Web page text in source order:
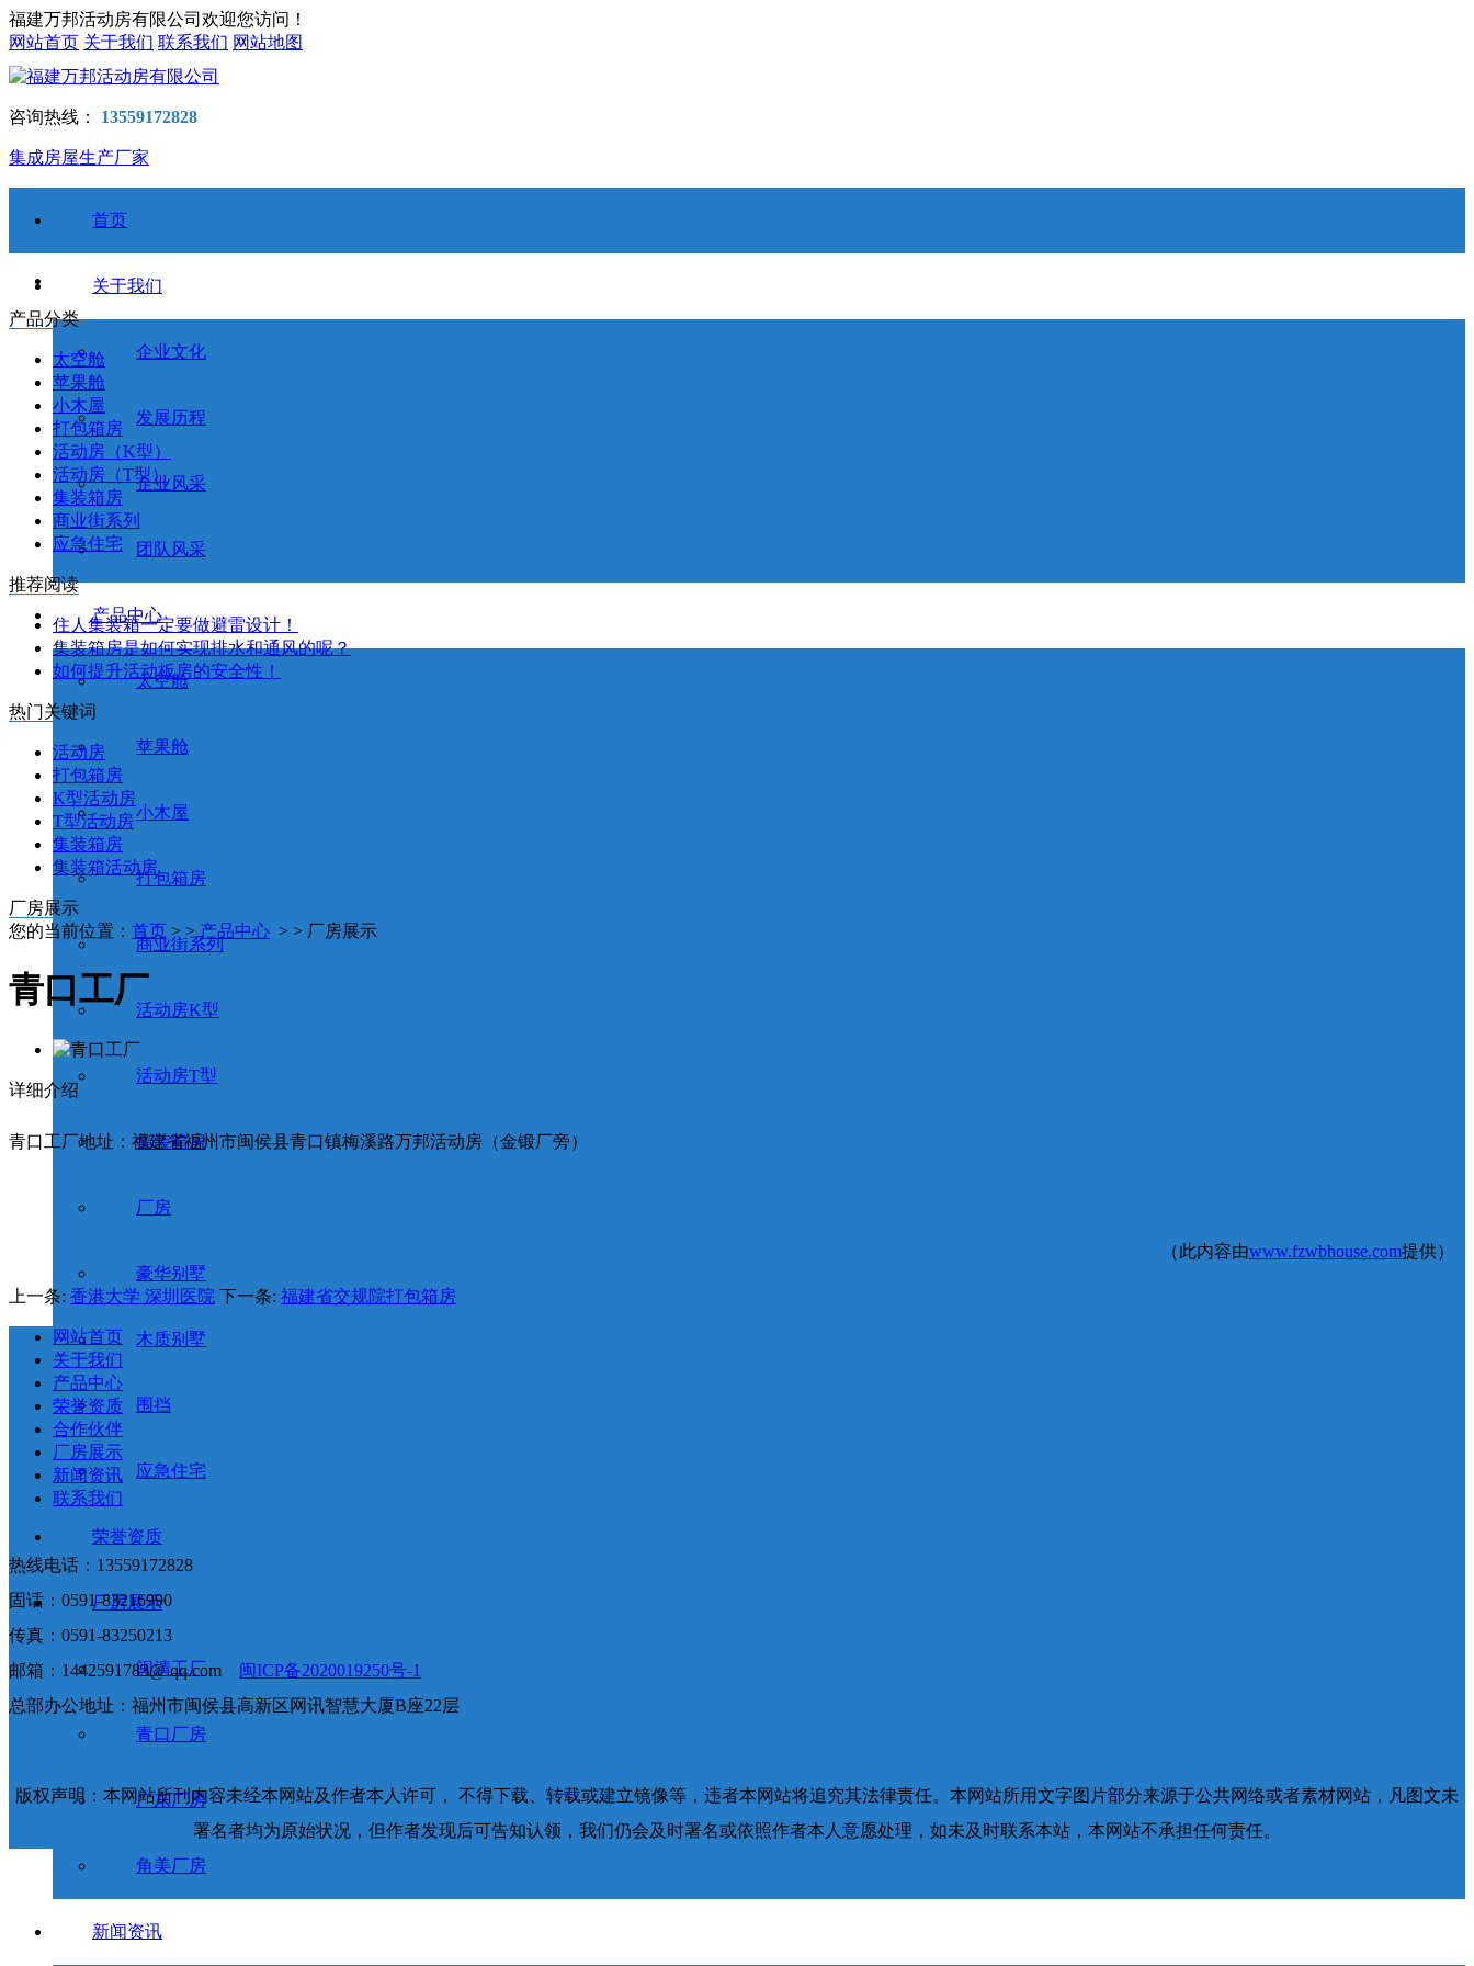
福建万邦活动房有限公司欢迎您访问！
网站首页 关于我们 联系我们 网站地图
咨询热线： 13559172828
集成房屋生产厂家
首页
关于我们
企业文化
发展历程
企业风采
团队风采
产品中心
太空舱
苹果舱
小木屋
打包箱房
商业街系列
活动房K型
活动房T型
集装箱房
厂房
豪华别墅
木质别墅
围挡
应急住宅
荣誉资质
厂房展示
闽清工厂
青口厂房
广东厂房
角美厂房
新闻资讯
产品分类
太空舱
苹果舱
小木屋
打包箱房
活动房（K型）
活动房（T型）
集装箱房
商业街系列
应急住宅
推荐阅读
住人集装箱一定要做避雷设计！
集装箱房是如何实现排水和通风的呢？
如何提升活动板房的安全性！
热门关键词
活动房
打包箱房
K型活动房
T型活动房
集装箱房
集装箱活动房
厂房展示
您的当前位置： 首页 > > 产品中心 > > 厂房展示
青口工厂
详细介绍
青口工厂地址：福建省福州市闽侯县青口镇梅溪路万邦活动房（金锻厂旁）
（此内容由www.fzwbhouse.com提供）
上一条: 香港大学 深圳医院 下一条: 福建省交规院打包箱房
网站首页
关于我们
产品中心
荣誉资质
合作伙伴
厂房展示
新闻资讯
联系我们
热线电话：13559172828
固话：0591-83216990
传真：0591-83250213
邮箱：1442591783@ qq.com 闽ICP备2020019250号-1
总部办公地址：福州市闽侯县高新区网讯智慧大厦B座22层
版权声明：本网站所刊内容未经本网站及作者本人许可， 不得下载、转载或建立镜像等，违者本网站将追究其法律责任。本网站所用文字图片部分来源于公共网络或者素材网站，凡图文未
署名者均为原始状况，但作者发现后可告知认领，我们仍会及时署名或依照作者本人意愿处理，如未及时联系本站，本网站不承担任何责任。